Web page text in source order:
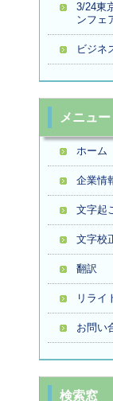
3/24東
ンフェ
ビジネ
メニュー
ホーム
企業情
文字起
文字校
翻訳
リライ
お問い
検索窓